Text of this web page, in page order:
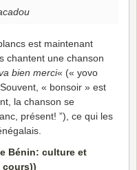
est maintenant
chantent une chanson
bien merci« (« yovo
« bonsoir » est
la chanson se
présent! ”), ce qui les